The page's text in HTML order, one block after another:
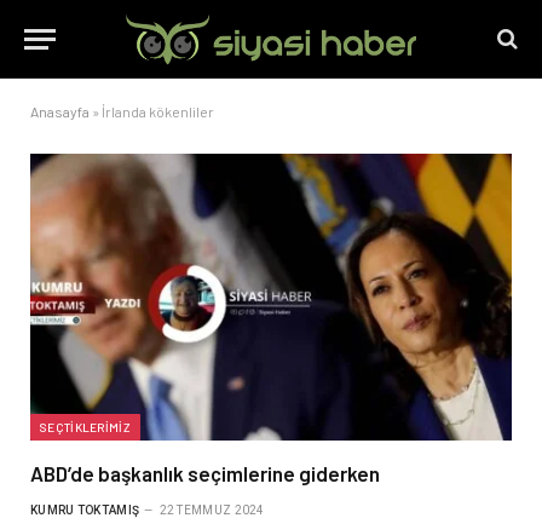
Anasayfa » İrlanda kökenliler
SEÇTIKLERIMIZ
ABD’de başkanlık seçimlerine giderken
KUMRU TOKTAMIŞ 22 TEMMUZ 2024